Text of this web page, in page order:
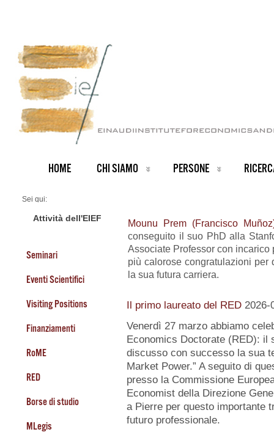
HOME CHI SIAMO PERSONE
Sei qui:
ARCHIVIO NOTIZIE
Un nuovo incarico permanente all’EIEF
Attività dell'EIEF
Seminari
Eventi Scientifici
Visiting Positions
Finanziamenti
RoME
RED
Borse di studio
MLegis
Mounu Prem (Francisco
conseguito il suo PhD alla
Associate Professor con incarico
più calorose congratulazioni
la sua futura carriera.
Il primo laureato del RED 2026-
Venerdì 27 marzo abbiamo
Economics Doctorate (RED): il
discusso con successo la sua
Market Power.” A seguito di
presso la Commissione
Economist della Direzione
a Pierre per questo importante
futuro professionale.